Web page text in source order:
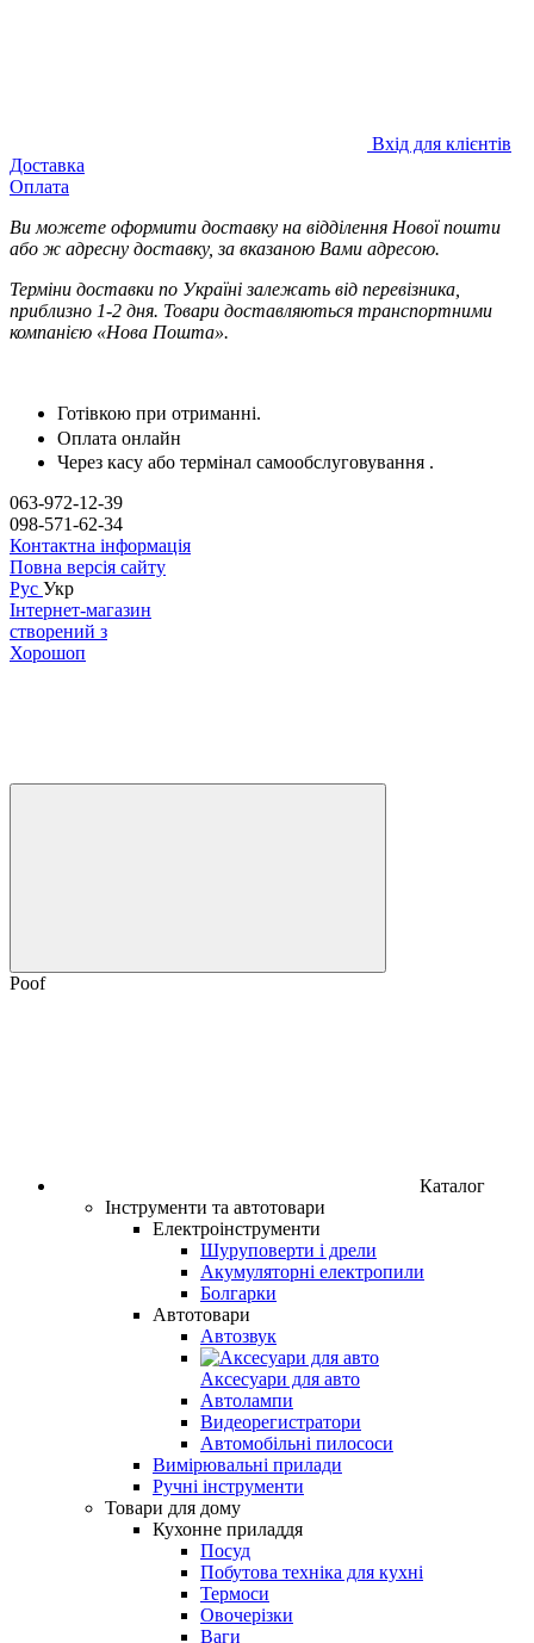
Вхід для клієнтів
Доставка
Оплата
Ви можете оформити доставку на відділення Нової пошти
або ж адресну доставку, за вказаною Вами адресою.
Терміни доставки по Україні залежать від перевізника,
приблизно 1-2 дня. Товари доставляються транспортними
компанією «Нова Пошта».
Готівкою при отриманні.
Оплата онлайн
Через касу або термінал самообслуговування .
063-972-12-39
098-571-62-34
Контактна інформація
Повна версія сайту
Рус Укр
Інтернет-магазин
створений з
Хорошоп
Poof
Каталог
Інструменти та автотовари
Електроінструменти
Шуруповерти і дрели
Акумуляторні електропили
Болгарки
Автотовари
Автозвук
Аксесуари для авто
Автолампи
Видеорегистратори
Автомобільні пилососи
Вимірювальні прилади
Ручні інструменти
Товари для дому
Кухонне приладдя
Посуд
Побутова техніка для кухні
Термоси
Овочерізки
Ваги